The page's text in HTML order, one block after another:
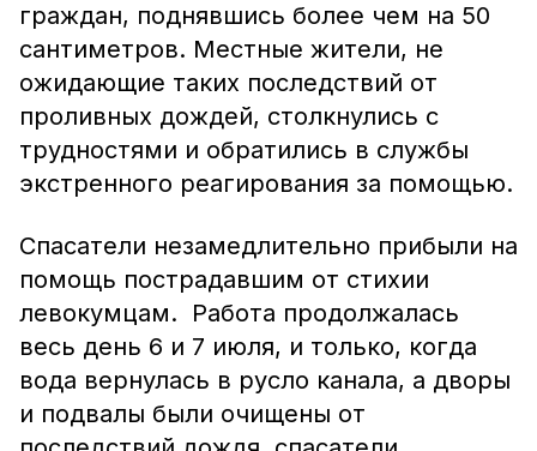
граждан, поднявшись более чем на 50
сантиметров. Местные жители, не
ожидающие таких последствий от
проливных дождей, столкнулись с
трудностями и обратились в службы
экстренного реагирования за помощью.
Спасатели незамедлительно прибыли на
помощь пострадавшим от стихии
левокумцам. Работа продолжалась
весь день 6 и 7 июля, и только, когда
вода вернулась в русло канала, а дворы
и подвалы были очищены от